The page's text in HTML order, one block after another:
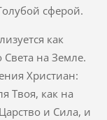
сферой.
как
на Земле.
Христиан:
Твоя, как на
и Сила, и